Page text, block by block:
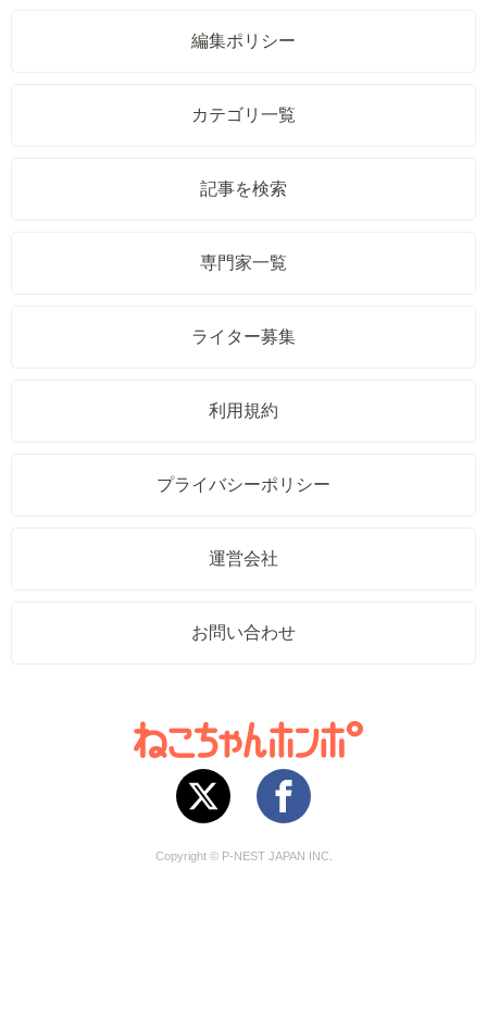
編集ポリシー
カテゴリ一覧
記事を検索
専門家一覧
ライター募集
利用規約
プライバシーポリシー
運営会社
お問い合わせ
Copyright © P-NEST JAPAN INC.